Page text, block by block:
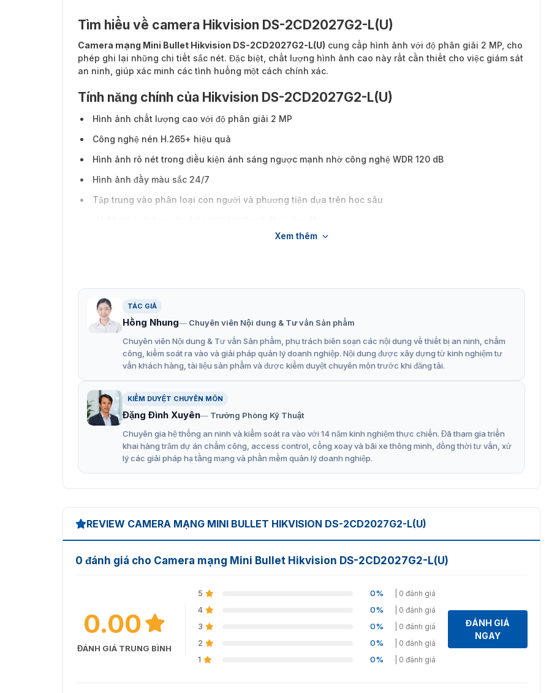
Tìm hiểu về camera Hikvision DS-2CD2027G2-L(U)
Camera mạng Mini Bullet Hikvision DS-2CD2027G2-L(U) cung cấp hình ảnh với độ phân giải 2 MP, cho
phép ghi lại những chi tiết sắc nét. Đặc biệt, chất lượng hình ảnh cao này rất cần thiết cho việc giám sát
an ninh, giúp xác minh các tình huống một cách chính xác.
Tính năng chính của Hikvision DS-2CD2027G2-L(U)
Hình ảnh chất lượng cao với độ phân giải 2 MP
Công nghệ nén H.265+ hiệu quả
Hình ảnh rõ nét trong điều kiện ánh sáng ngược mạnh nhờ công nghệ WDR 120 dB
Hình ảnh đầy màu sắc 24/7
Tập trung vào phân loại con người và phương tiện dựa trên học sâu
Xem thêm
TÁC GIẢ
Hồng Nhung
Chuyên viên Nội dung & Tư vấn Sản phẩm
Chuyên viên Nội dung & Tư vấn Sản phẩm, phụ trách biên soạn các nội dung về thiết bị an ninh, chấm
công, kiểm soát ra vào và giải pháp quản lý doanh nghiệp. Nội dung được xây dựng từ kinh nghiệm tư
vấn khách hàng, tài liệu sản phẩm và được kiểm duyệt chuyên môn trước khi đăng tải.
KIỂM DUYỆT CHUYÊN MÔN
Đặng Đình Xuyên
Trưởng Phòng Kỹ Thuật
Chuyên gia hệ thống an ninh và kiểm soát ra vào với 14 năm kinh nghiệm thực chiến. Đã tham gia triển
khai hàng trăm dự án chấm công, access control, cổng xoay và bãi xe thông minh, đồng thời tư vấn, xử
lý các giải pháp hạ tầng mạng và phần mềm quản lý doanh nghiệp.
REVIEW CAMERA MẠNG MINI BULLET HIKVISION DS-2CD2027G2-L(U)
0 đánh giá cho Camera mạng Mini Bullet Hikvision DS-2CD2027G2-L(U)
0.00
ĐÁNH GIÁ TRUNG BÌNH
5 0% | 0 đánh giá
4 0% | 0 đánh giá
3 0% | 0 đánh giá
2 0% | 0 đánh giá
1 0% | 0 đánh giá
ĐÁNH GIÁ
NGAY